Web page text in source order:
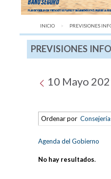
INICIO AQUÍ:
PREVISIONES
PREVISIONES
10 Mayo
Ordenar por
Agenda del Gobierno
No hay resultados.